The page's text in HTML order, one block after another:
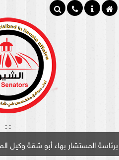
:
:
بهاء أبو شقة وكيل المجلس...